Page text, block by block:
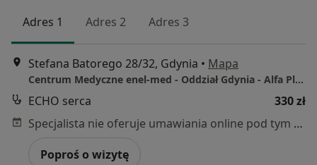
Adres 1 Adres 2 Adres 3
Stefana Batorego 28/32, Gdynia • Mapa
Centrum Medyczne enel-med - Oddział Gdynia - Alfa Plaza
ECHO serca
330 zł
Specjalista nie oferuje umawiania online pod tym adresem.
Poproś o wizytę